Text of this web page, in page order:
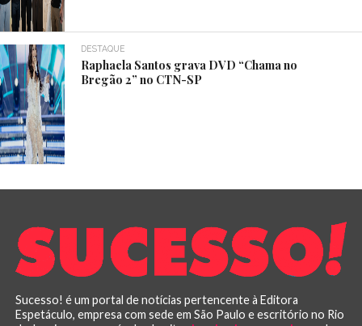
DESTAQUE
Raphaela Santos grava DVD “Chama no
Bregão 2” no CTN-SP
Sucesso! é um portal de notícias pertencente à Editora
Espetáculo, empresa com sede em São Paulo e escritório no Rio